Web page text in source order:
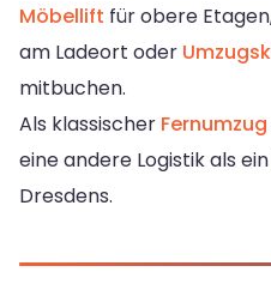
Möbellift für obere
am Ladeort oder
mitbuchen.
Als klassischer Fernumzug
eine andere Logistik als
Dresdens.